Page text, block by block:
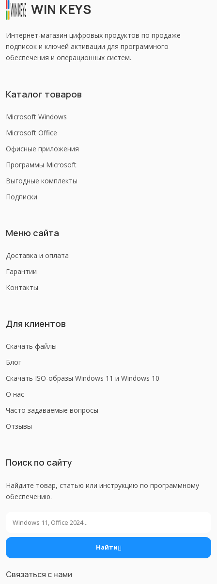
WIN KEYS
Интернет-магазин цифровых продуктов по продаже
подписок и ключей активации для программного
обеспечения и операционных систем.
Каталог товаров
Microsoft Windows
Microsoft Office
Офисные приложения
Программы Microsoft
Выгодные комплекты
Подписки
Меню сайта
Доставка и оплата
Гарантии
Контакты
Для клиентов
Скачать файлы
Блог
Скачать ISO-образы Windows 11 и Windows 10
О нас
Часто задаваемые вопросы
Отзывы
Поиск по сайту
Найдите товар, статью или инструкцию по программному
обеспечению.
Найти
Связаться с нами